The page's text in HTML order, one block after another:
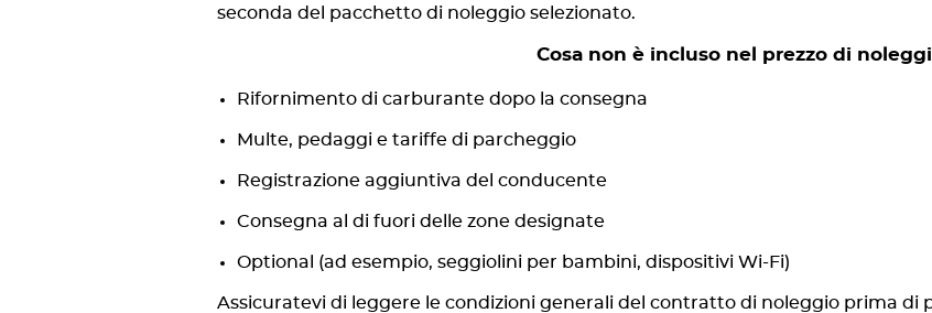
seconda del pacchetto di noleggio selezionato.
Cosa non è incluso nel prezzo di
Rifornimento di carburante dopo la consegna
Multe, pedaggi e tariffe di parcheggio
Registrazione aggiuntiva del conducente
Consegna al di fuori delle zone designate
Optional (ad esempio, seggiolini per bambini, dispositivi Wi-Fi)
Assicuratevi di leggere le condizioni generali del contratto di noleggio prima di